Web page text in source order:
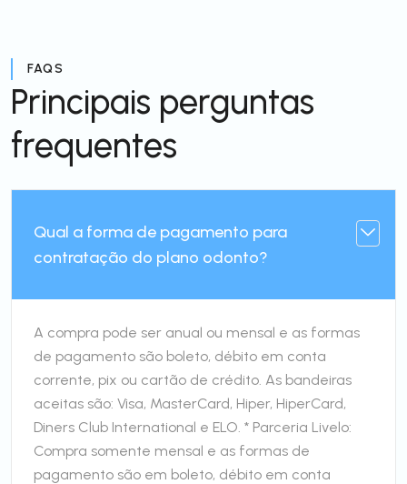
FAQS
Principais perguntas
frequentes
Qual a forma de pagamento para
contratação do plano odonto?
A compra pode ser anual ou mensal e as formas
de pagamento são boleto, débito em conta
corrente, pix ou cartão de crédito. As bandeiras
aceitas são: Visa, MasterCard, Hiper, HiperCard,
Diners Club International e ELO. * Parceria Livelo:
Compra somente mensal e as formas de
pagamento são em boleto, débito em conta